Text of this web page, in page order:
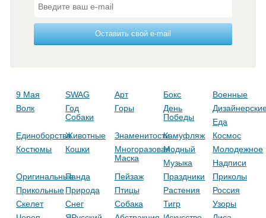
Оставить свой e-mail
9 Мая SWAG Арт Бокс
Военные
Волк
Год
Собаки
Горы
День
Победы
Еда
ЕдиноборстваЖивотные ЗнаменитостиКамуфляж
Космос
Костюмы
Кошки
Многоразовая
Маска
Модный
Молодежное
Музыка
Надписи
ОригинальныеПанда Пейзаж Праздники
Приколы
ПрикольныеПрирода Птицы Растения
Россия
Скелет
Снег Собака Тигр
Узоры